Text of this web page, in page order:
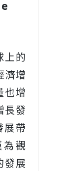
誌性
生產
維方
複製
和效
快速